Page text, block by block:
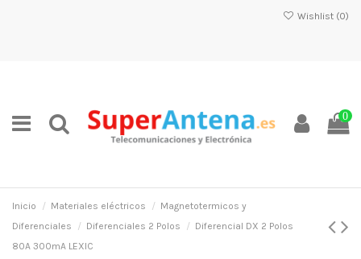
Wishlist (0)
0
Inicio Materiales eléctricos
Magnetotermicos y
Diferenciales
Diferenciales 2 Polos
Diferencial DX 2 Polos
80A 300mA LEXIC